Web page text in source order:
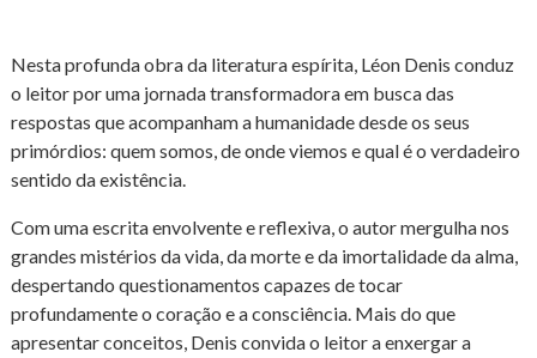
Nesta profunda obra da literatura espírita, Léon Denis conduz
o leitor por uma jornada transformadora em busca das
respostas que acompanham a humanidade desde os seus
primórdios: quem somos, de onde viemos e qual é o verdadeiro
sentido da existência.
Com uma escrita envolvente e reflexiva, o autor mergulha nos
grandes mistérios da vida, da morte e da imortalidade da alma,
despertando questionamentos capazes de tocar
profundamente o coração e a consciência. Mais do que
apresentar conceitos, Denis convida o leitor a enxergar a